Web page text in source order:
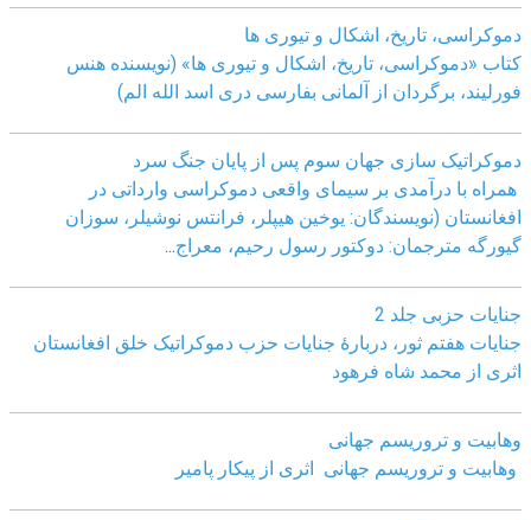
دموکراسی، تاريخ، اشکال و تيوری ها
کتاب «دموکراسی، تاريخ، اشکال و تيوری ها» (نويسنده هنس
فورليند، برگردان از آلمانی بفارسی دری اسد الله الم)
دموکراتیک سازی جهان سوم پس از پایان جنگ سرد
همراه با درآمدی بر سیمای واقعی دموکراسی وارداتی در
افغانستان (نویسندگان: یوخین هیپلر، فرانتس نوشیلر، سوزان
گیورگه مترجمان: دوکتور رسول رحیم، معراج
جنایات حزبی جلد 2
جنایات هفتم ثور، دربارۀ جنایات حزب دموکراتیک خلق افغانستان
اثری از محمد شاه فرهود
وهابیت و تروریسم جهانی
وهابیت و تروریسم جهانی اثری از پیکار پامیر